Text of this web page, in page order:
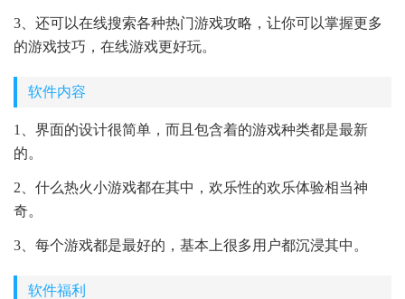
3、还可以在线搜索各种热门游戏攻略，让你可以掌握更多
的游戏技巧，在线游戏更好玩。
软件内容
1、界面的设计很简单，而且包含着的游戏种类都是最新
的。
2、什么热火小游戏都在其中，欢乐性的欢乐体验相当神
奇。
3、每个游戏都是最好的，基本上很多用户都沉浸其中。
软件福利